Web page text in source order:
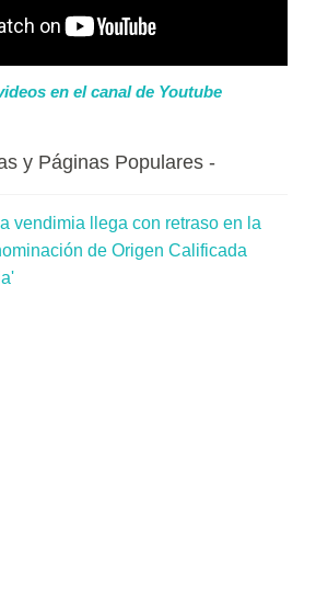
en el canal de Youtube
y Páginas Populares
vendimia llega con retraso en la
de Origen Calificada